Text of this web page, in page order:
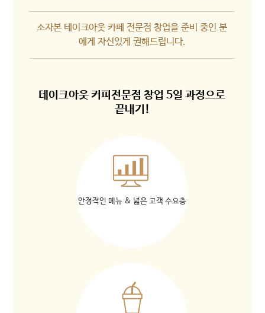
소자본 테이크아웃 카페 전문점 창업을 준비 중인 분
에게 자신있게 권해드립니다.
테이크아웃 커피전문점 창업 5일 과정으로
끝내기!
안정적인 메뉴 & 넓은 고객 수요층